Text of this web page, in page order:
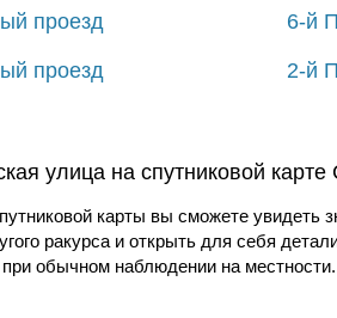
проезд 6-й
проезд 2-й
улица на спутниковой карте
карты вы сможете увидеть
ракурса и открыть для себя
обычном наблюдении на местности.